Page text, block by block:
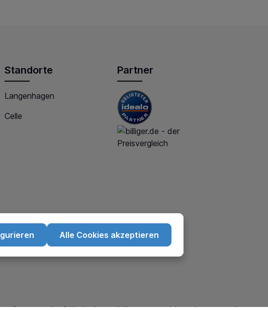
Partner
Standorte
Langenhagen
Celle
Alle Cookies akzeptieren